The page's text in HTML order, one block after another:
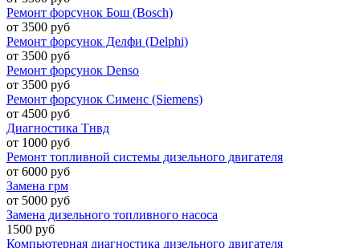
Ремонт форсунок Бош (Bosch)
от 3500 руб
Ремонт форсунок Делфи (Delphi)
от 3500 руб
Ремонт форсунок Denso
от 3500 руб
Ремонт форсунок Сименс (Siemens)
от 4500 руб
Диагностика Тнвд
от 1000 руб
Ремонт топливной системы дизельного двигателя
от 6000 руб
Замена грм
от 5000 руб
Замена дизельного топливного насоса
1500 руб
Компьютерная диагностика дизельного двигателя